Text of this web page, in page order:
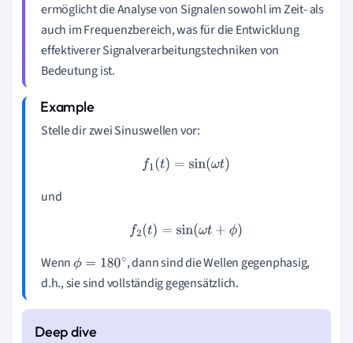
ermöglicht die Analyse von Signalen sowohl im Zeit- als
auch im Frequenzbereich, was für die Entwicklung
effektiverer Signalverarbeitungstechniken von
Bedeutung ist.
Stelle dir zwei Sinuswellen vor:
f1(t )=sin(ωt)
und
f2 t)= sin(ωt+ ϕ)
Wennϕ=180∘
, dann sind die Wellen gegenphasig,
d.h., sie sind vollständig gegensätzlich.